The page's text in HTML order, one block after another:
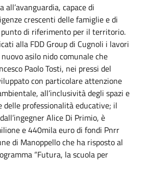
capace di
crescenti delle famiglie e di
di riferimento per il territorio.
alla FDD Group di Cugnoli i lavori
asilo nido comunale che
Paolo Tosti, nei pressi del
con particolare attenzione
all’inclusività degli spazi e
delle professionalità educative; il
Alice Di Primio, è
e 440mila euro di fondi Pnrr
di Manoppello che ha risposto al
“Futura, la scuola per